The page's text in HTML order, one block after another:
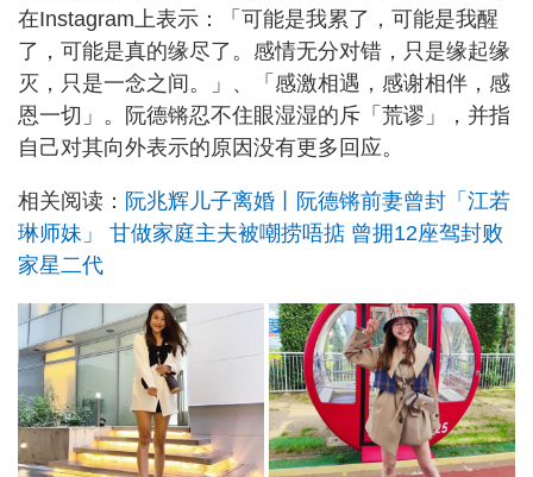
在Instagram上表示：「可能是我累了，可能是我醒
了，可能是真的缘尽了。感情无分对错，只是缘起缘
灭，只是一念之间。」、「感激相遇，感谢相伴，感
恩一切」。阮德锵忍不住眼湿湿的斥「荒谬」，并指
自己对其向外表示的原因没有更多回应。
相关阅读： 阮兆辉儿子离婚丨阮德锵前妻曾封「江若
琳师妹」 甘做家庭主夫被嘲捞唔掂 曾拥12座驾封败
家星二代